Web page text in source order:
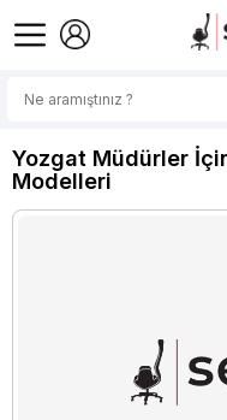
Yozgat Müdürler
Modelleri